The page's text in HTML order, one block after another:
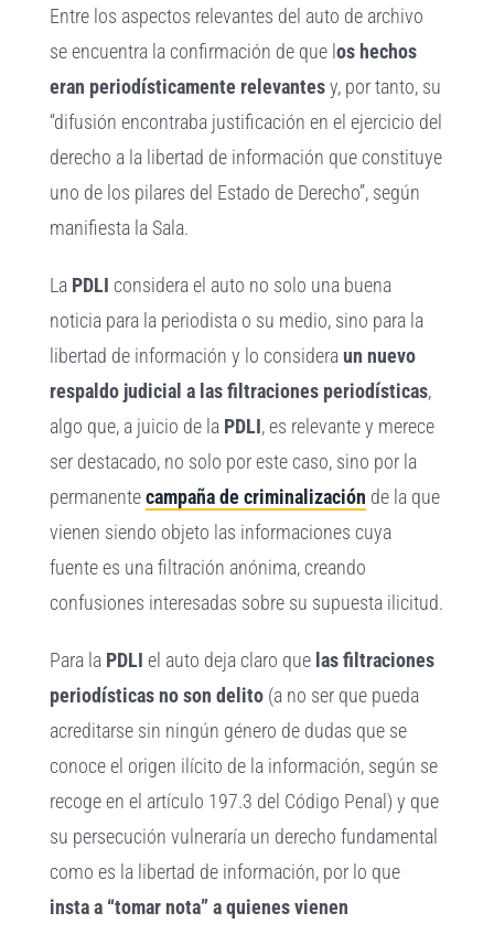
Entre los aspectos relevantes del auto de archivo
se encuentra la confirmación de que los hechos
eran periodísticamente relevantesy, por tanto, su
“difusión encontraba justificación en el ejercicio del
derecho a la libertad de información que constituye
uno de los pilares del Estado de Derecho”, según
manifiesta la Sala.
La PDLI considera el auto no solo una buena
noticia para la periodista o su medio, sino para la
libertad de información y lo consideraun nuevo
respaldo judicial a las filtraciones periodísticas,
algo que, a juicio de la PDLI, es relevante y merece
ser destacado, no solo por este caso, sino por la
permanentecampaña de criminalización de la que
vienen siendo objeto las informaciones cuya
fuente es una filtración anónima, creando
confusiones interesadas sobre su supuesta ilicitud.
Para la PDLI el auto deja claro que las filtraciones
periodísticas no son delito (a no ser que pueda
acreditarse sin ningún género de dudas que se
conoce el origen ilícito de la información, según se
recoge en el artículo 197.3 del Código Penal) y que
su persecución vulneraría un derecho fundamental
como es la libertad de información, por lo que
insta a “tomar nota” a quienes vienen